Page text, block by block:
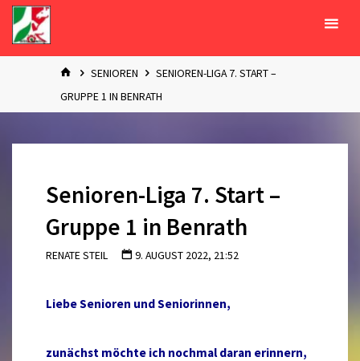
Zum
Inhalt
springen
STARTSENIOREN
SENIOREN-LIGA 7. START –
GRUPPE 1 IN BENRATH
Senioren-Liga 7. Start –
Gruppe 1 in Benrath
RENATE STEIL 9. AUGUST 2022, 21:52
Liebe Senioren und Seniorinnen,
zunächst möchte ich nochmal daran erinnern,